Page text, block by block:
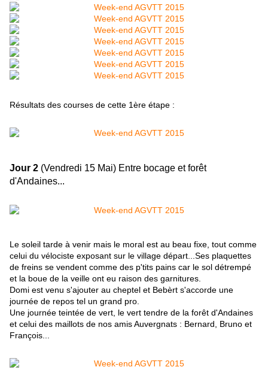
Résultats des courses de cette 1ère étape :
Jour 2 (Vendredi 15 Mai) Entre bocage et forêt
d'Andaines...
Le soleil tarde à venir mais le moral est au beau fixe, tout comme
celui du vélociste exposant sur le village départ...Ses plaquettes
de freins se vendent comme des p'tits pains car le sol détrempé
et la boue de la veille ont eu raison des garnitures.
Domi est venu s'ajouter au cheptel et Bebèrt s'accorde une
journée de repos tel un grand pro.
Une journée teintée de vert, le vert tendre de la forêt d'Andaines
et celui des maillots de nos amis Auvergnats : Bernard, Bruno et
François...